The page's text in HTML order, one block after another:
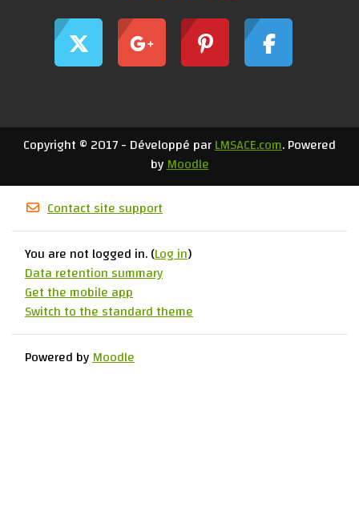
Copyright © 2017 - Développé parLMSACE.com. Powered
byMoodle
Contact site support
You are not logged in. (Log in)
Data retention summary
Get the mobile app
Switch to the standard theme
Powered byMoodle